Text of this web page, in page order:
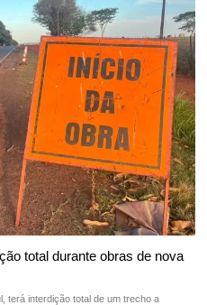
total durante obras de nova
terá interdição total de um trecho a